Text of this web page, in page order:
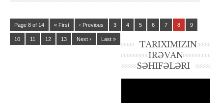
Page 8 of 14 « First ‹ Previous 3 4 5 6 7 8 9
10 11 12 13 Next › Last »
TARIXIMIZIN
İRƏVAN
SƏHIFƏLƏRI